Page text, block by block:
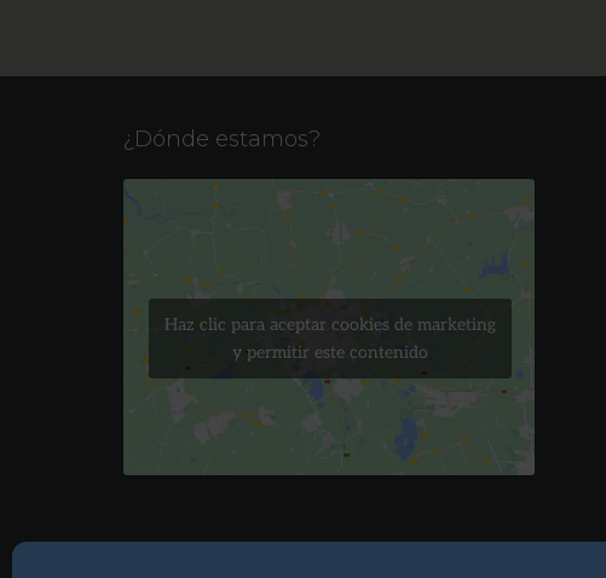
¿Dónde estamos?
Haz clic para aceptar cookies de marketing
y permitir este contenido